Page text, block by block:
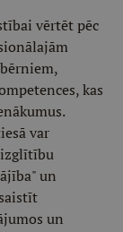
vērtēt pēc
kas
var
izglītību
un
un